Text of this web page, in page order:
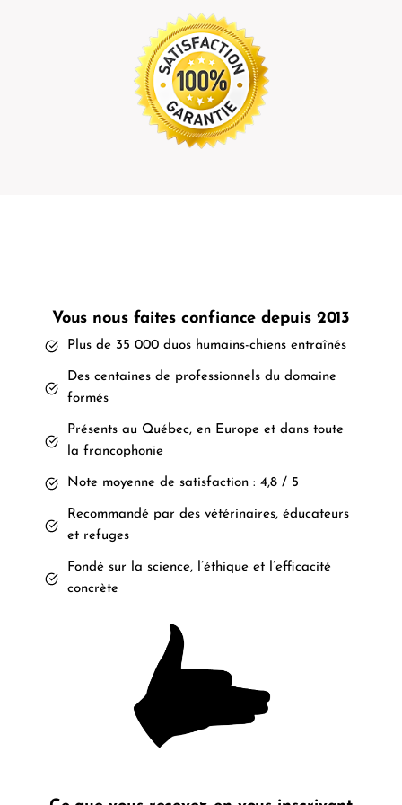
Vous nous faites confiance depuis 2013
Plus de 35 000 duos humains-chiens entraînés
Des centaines de professionnels du domaine
formés
Présents au Québec, en Europe et dans toute
la francophonie
Note moyenne de satisfaction : 4,8 / 5
Recommandé par des vétérinaires, éducateurs
et refuges
Fondé sur la science, l’éthique et l’efficacité
concrète